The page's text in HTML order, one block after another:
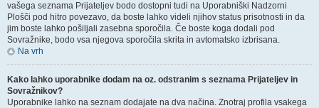
vašega seznama Prijateljev bodo dostopni tudi na Uporabniški Nadzorni
Plošči pod hitro povezavo, da boste lahko videli njihov status prisotnosti in da
jim boste lahko pošiljali zasebna sporočila. Če boste koga dodali pod
Sovražnike, bodo vsa njegova sporočila skrita in avtomatsko izbrisana.
Na vrh
Kako lahko uporabnike dodam na oz. odstranim s seznama Prijateljev in
Sovražnikov?
Uporabnike lahko na seznam dodajate na dva načina. Znotraj profila vsakega